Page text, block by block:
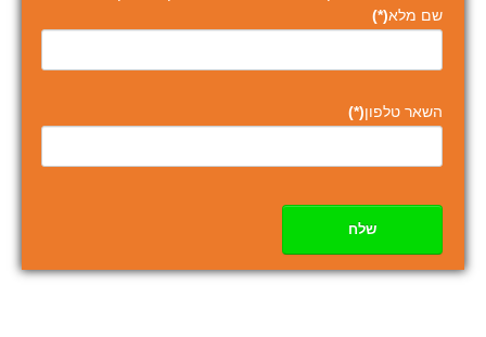
שם מלא(*)
השאר טלפון(*)
שלח